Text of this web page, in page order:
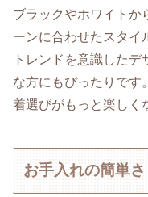
ブラックやホワイトか
ーンに合わせたスタイ
トレンドを意識した
な方にもぴったりです
着選びがもっと楽しく
お手入れの簡単さ